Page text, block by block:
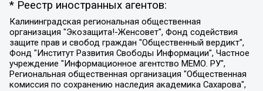
* Реестр иностранных агентов:
Калининградская региональная общественная организация "Экозащита!-Женсовет", Фонд содействия защите прав и свобод граждан "Общественный вердикт", Фонд "Институт Развития Свободы Информации", Частное учреждение "Информационное агентство МЕМО. РУ", Региональная общественная организация "Общественная комиссия по сохранению наследия академика Сахарова", Фонд поддержки свободы прессы, Санкт-Петербургская общественная правозащитная организация "Гражданский контроль", Межрегиональная общественная организация "Информационно-просветительский центр "Мемориал", Региональный Фонд "Центр Защиты Прав Средств Массовой Информации", с 05.12.2023 Фонд "Центр Защиты Прав Средств массовой информации", Региональная общественная благотворительная организация помощи беженцам и мигрантам "Гражданское содействие", Негосударственное образовательное учреждение дополнительного профессионального образования (повышение квалификации) специалистов "АКАДЕМИЯ ПО ПРАВАМ ЧЕЛОВЕКА", Свердловская региональная общественная организация "Сутяжник", Автономная некоммерческая организация "Центр независимых социологических исследований", Союз общественных объединений "Российский исследовательский центр по правам человека", Региональное общественное учреждение научно-информационный центр "МЕМОРИАЛ", Некоммерческая организация "Фонд защиты гласности", Автономная некоммерческая организация "Институт прав человека", Городская общественная организация "Екатеринбургское общество "МЕМОРИАЛ", Городская общественная организация "Рязанское историко-просветительское и правозащитное общество "Мемориал" (Рязанский Мемориал), Челябинский региональный орган общественной самодеятельности – женское общественное объединение "Женщины Евразии", Челябинский региональный орган общественной самодеятельности "Уральская правозащитная группа", Фонд содействия защите здоровья и социальной справедливости имени Андрея Рылькова, Автономная Некоммерческая Организация "Аналитический Центр Юрия Левады", Автономная некоммерческая организация социальной поддержки населения "Проект Апрель", Региональная общественная организация помощи женщинам и детям, находящимся в кризисной ситуации "Информационно-методический центр "Анна", Фонд содействия развитию массовых коммуникаций и правовому просвещению "Так-так-Так", Фонд содействия устойчивому развитию "Серебряная тайга", Свердловский региональный общественный фонд социальных проектов "Новое время", "Idel.Реалии", Кавказ.Реалии, Крым.Реалии, Телеканал Настоящее Время, Татаро-башкирская служба Радио Свобода (Azatliq Radiosi), Радио Свободная Европа/Радио Свобода (PCE/PC), "Сибирь.Реалии", "Фактограф", Благотворительный фонд помощи осужденным и их семьям, Автономная некоммерческая организация "Институт глобализации и социальных движений", Фонд "В защиту прав заключенных", Частное учреждение "Центр поддержки и содействия развитию средств массовой информации", Пензенский региональный общественный благотворительный фонд "Гражданский союз", "Север.Реалии", Некоммерческая организация Фонд "Правовая инициатива", Общество с ограниченной ответственностью "Радио Свободная Европа/Радио Свобода", Чешское информационное агентство "MEDIUM-ORIENT", Красноярская региональная общественная организация "Мы против СПИДа", Камалягин Денис Николаевич, Маркелов Сергей Евгеньевич, Пономарев Лев Александрович, Савицкая Людмила Алексеевна, Автономная некоммерческая организация "Центр по работе с проблемой насилия "НАСИЛИЮ.НЕТ", Межрегиональный профессиональный союз работников здравоохранения "Альянс врачей", Юридическое лицо, зарегистрированное в Латвийской Республике, SIA "Medusa Project" (регистрационный номер 40103797863, дата регистрации 10.06.2014), Некоммерческая организация "Фонд по борьбе с коррупцией", Автономная некоммерческая организация "Институт права и публичной политики", Баданин Роман Сергеевич, Гликин Максим Александрович, Железнова Мария Михайловна, Лукьянова Юлия Сергеевна, Маетная Елизавета Витальевна, Маняхин Петр Борисович, Чуракова Ольга Владимировна, Ярош Юлия Петровна, Юридическое лицо "The Insider SIA", зарегистрированное в Риге, Латвийская Республика (дата регистрации 26.06.2015), являющееся администратором доменного имени интернет-издания "The Insider SIA", https://theins.ru, Постернак Алексей Евгеньевич, Рубин Михаил Аркадьевич, Анин Роман Александрович, Юридическое лицо Istories fonds, зарегистрированное в Латвийской Республике (регистрационный номер 50008295751, дата регистрации 24.02.2020), Великовский Дмитрий Александрович, Долинина Ирина Николаевна, Мароховская Алеся Алексеевна, Шлейнов Роман Юрьевич, Шмагун Олеся Валентиновна, Общество с ограниченной ответственностью "Альтаир 2021", Общество с ограниченной ответственностью "Вега 2021", Общество с ограниченной ответственностью "Главный редактор 2021", Общество с ограниченной ответственностью "Ромашки монолит", Важенков Артем Валерьевич, Ивановская областная общественная организация "Центр гендерных исследований", Гурман Юрий Альбертович, Медиапроект "ОВД-Инфо", Егоров Владимир Владимирович, Жилинский Владимир Александрович, Общество с ограниченной ответственностью "ЗП", Иванова София Юрьевна, Карезина Инна Павловна, Кильтау Екатерина Викторовна, Петров Алексей Викторович, Пискунов Сергей Евгеньевич, Смирнов Сергей Сергеевич, Тихонов Михаил Сергеевич, Общество с ограниченной ответственностью "ЖУРНАЛИСТ-ИНОСТРАННЫЙ АГЕНТ", Арапова Галина Юрьевна, Вольтская Татьяна Анатольевна, Американская компания "Mason G.E.S. Anonymous Foundation" (США), являющаяся владельцем интернет-издания https://mnews.world/, Компания "Stichting Bellingcat", зарегистрированная в Нидерландах (дата регистрации 11.07.2018), Захаров Андрей Вячеславович, Клепиковская Екатерина Дмитриевна, Общество с ограниченной ответственностью "МЕМО", Перл Роман Александрович, Симонов Евгений Алексеевич, Соловьева Елена Анатольевна, Сотников Даниил Владимирович, Сурначева Елизавета Дмитриевна, Автономная некоммерческая организация по защите прав человека и информированию населения "Якутия – Наше Мнение", Общество с ограниченной ответственностью "Москоу диджитал медиа", с 26.01.2023 Общество с ограниченной ответственностью "Чайка Белые сады", Ветошкина Валерия Валерьевна, Заговора Максим Александрович, Межрегиональное общественное движение "Российская ЛГБТ - сеть", Оленичев Максим Владимирович, Павлов Иван Юрьевич, Скворцова Елена Сергеевна, Общество с ограниченной ответственностью "Как бы инагент", Кочетков Игорь Викторович, Общество с ограниченной ответственностью "Честные выборы", Еланчик Олег Александрович, Общество с ограниченной ответственностью "Нобелевский призыв", Гималова Регина Эмилевна, Григорьев Андрей Валерьевич, Григорьева Алина Александровна, Ассоциация по содействию защите прав призывников, альтернативнослужащих и военнослужащих "Правозащитная группа "Гражданин.Армия.Право", Хисамова Регина Фаритовна, Автономная некоммерческая организация по реализации социально-правовых программ "Лилит", Дальневосточное общественное движение "Маяк", Санкт-Петербургская ЛГБТ-инициативная группа "Выход", Инициативная группа ЛГБТ+ "Реверс", Алексеев Андрей Викторович, Бекбулатова Таисия Львовна, Беляев Иван Михайлович, Владыкина Елена Сергеевна, Гельман Марат Александрович, Никульшина Вероника Юрьевна, Толоконникова Надежда Андреевна, Шендерович Виктор Анатольевич, Общество с ограниченной ответственностью "Данное сообщение", Общество с ограниченной ответственностью Издательский дом "Новая глава", Айнбиндер Александра Александровна, Московский комьюнити-центр для ЛГБТ+инициатив, Благотворительный фонд развития филантропии, Deutsche Welle (Германия, Kurt-Schumacher-Strasse 3, 53113 Bonn), Борзунова Мария Михайловна, Воробьев Виктор Викторович, Голубева Анна Львовна, Константинова Алла Михайловна, Малкова Ирина Владимировна, Мурадов Мурад Абдулгалимович, Осетинская Елизавета Николаевна, Понасенков Евгений Николаевич, Ганапольский Матвей Юрьевич, Киселев Евгений Алексеевич, Борухович Ирина Григорьевна, Дремин Иван Тимофеевич, Дубровский Дмитрий Викторович, Красноярская региональная общественная организация поддержки и развития альтернативных образовательных технологий и межкультурных коммуникаций "ИНТЕРРА", Маяковская Екатерина Алексеевна, Фейгин Марк Захарович, Филимонов Андрей Викторович, Дзугкоева Регина Николаевна, Доброхотов Роман Александрович, Дудь Юрий Александрович, Елкин Сергей Владимирович, Кругликов Кирилл Игоревич, Сабунаева Мария Леонидовна, Семенов Алексей Владимирович, Шаинян Карен Багратович, Шульман Екатерина Михайловна, Асафьев Артур Валерьевич, Вахштайн Виктор Семенович, Венедиктов Алексей Алексеевич, Лушникова Екатерина Евгеньевна, Волков Леонид Михайлович, Невзоров Александр Глебович, Пархоменко Сергей Борисович, Сироткин Ярослав Николаевич, Кара-Мурза Владимир Владимирович, Баранова Наталья Владимировна, Гозман Леонид Яковлевич, Кагарлицкий Борис Юльевич, Климарев Михаил Валерьевич, Милов Владимир Станиславович, Автономная некоммерческая организация Краснодарский центр современного искусства "Типография", Моргенштерн Алишер Тагирович, Соболь Любовь Эдуардовна, Общество с ограниченной ответственностью "ЛИЗА НОРМ", Каспаров Гарри Кимович, Ходорковский Михаил Борисович, Общество с ограниченной ответственностью "Апрельские тезисы", Данилович Ирина Брониславовна, Кашин Олег Владимирович, Петров Николай Владимирович, Пивоваров Алексей Владимирович, Соколов Михаил Владимирович, Цветкова Юлия Владимировна, Чичваркин Евгений Александрович, Комитет против пыток/Команда против пыток, Общество с ограниченной ответственностью "Первый научный", Общество с ограниченной ответственностью "Вертолет и ко", Белоцерковская Вероника Борисовна, Кац Максим Евгеньевич, Лазарева Татьяна Юрьевна, Шаведдинов Руслан Табризович, Яшин Илья Валерьевич, Общество с ограниченной ответственностью "Иноагент ААВ", Алешковский Дмитрий Петрович, Альбац Евгения Марковна, Быков Дмитрий Львович, Галямина Юлия Евгеньевна, Лойко Сергей Леонидович, Мартынов Кирилл Константинович, Медведев Сергей Александрович, Крашенинников Федор Геннадиевич, Гордеева Катерина Вл